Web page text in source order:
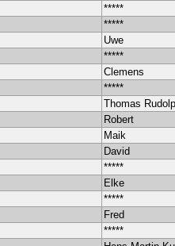
*****
*****
Uwe
*****
Clemens
*****
Thomas
Robert
Maik
David
*****
Elke
*****
Fred
*****